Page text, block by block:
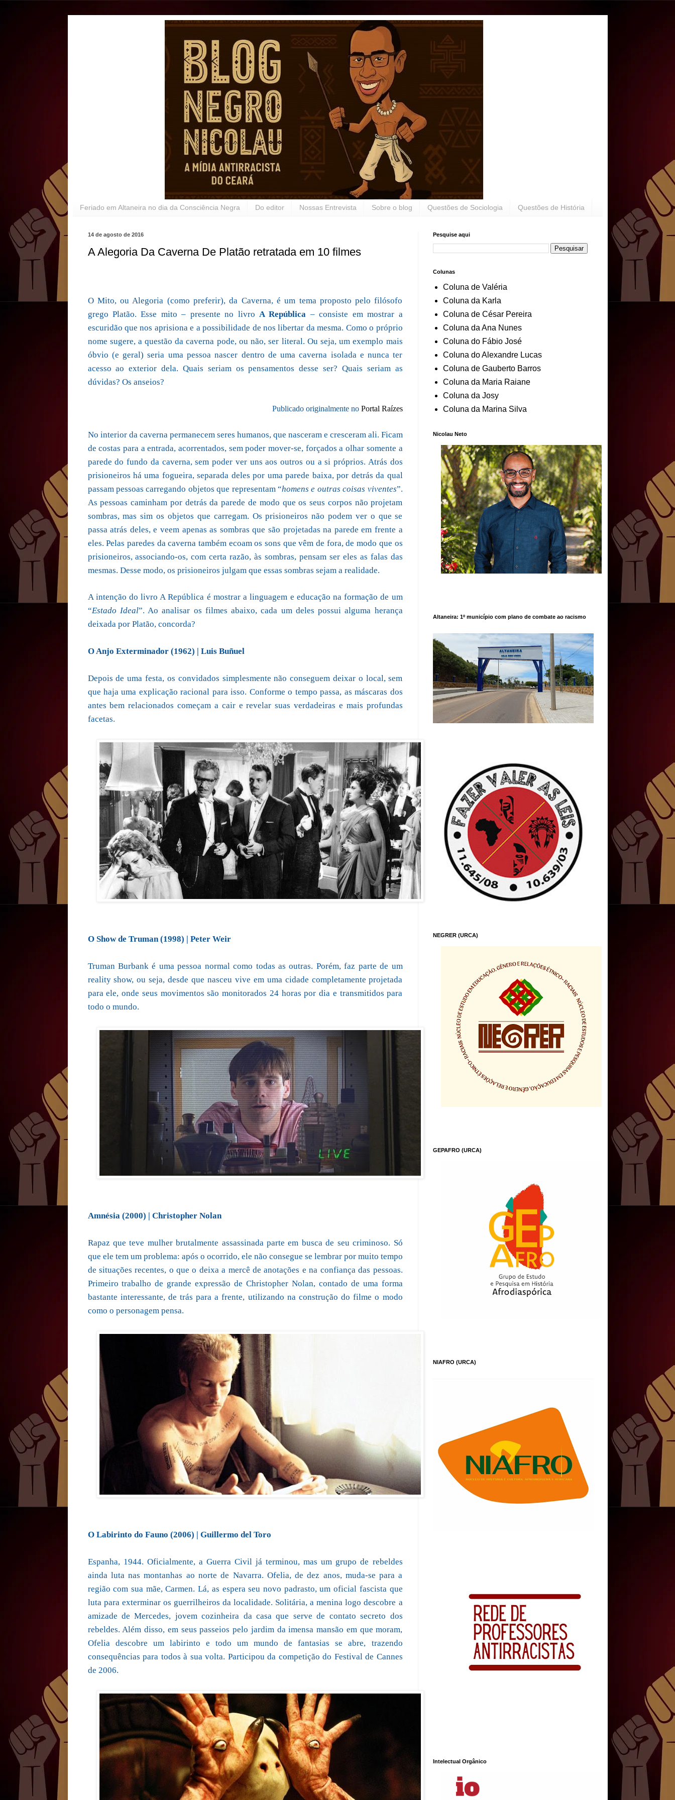
Feriado em Altaneira no dia da Consciência Negra Do editor Nossas Entrevista Sobre o blog Questões de Sociologia Questões de História
14 de agosto de 2016
A Alegoria Da Caverna De Platão retratada em 10 filmes
O Mito, ou Alegoria (como preferir), da Caverna, é um tema proposto pelo filósofo
grego Platão. Esse mito – presente no livro A República – consiste em mostrar a
escuridão que nos aprisiona e a possibilidade de nos libertar da mesma. Como o próprio
nome sugere, a questão da caverna pode, ou não, ser literal. Ou seja, um exemplo mais
óbvio (e geral) seria uma pessoa nascer dentro de uma caverna isolada e nunca ter
acesso ao exterior dela. Quais seriam os pensamentos desse ser? Quais seriam as
dúvidas? Os anseios?
Publicado originalmente no Portal Raízes
No interior da caverna permanecem seres humanos, que nasceram e cresceram ali. Ficam
de costas para a entrada, acorrentados, sem poder mover-se, forçados a olhar somente a
parede do fundo da caverna, sem poder ver uns aos outros ou a si próprios. Atrás dos
prisioneiros há uma fogueira, separada deles por uma parede baixa, por detrás da qual
passam pessoas carregando objetos que representam “homens e outras coisas viventes”.
As pessoas caminham por detrás da parede de modo que os seus corpos não projetam
sombras, mas sim os objetos que carregam. Os prisioneiros não podem ver o que se
passa atrás deles, e veem apenas as sombras que são projetadas na parede em frente a
eles. Pelas paredes da caverna também ecoam os sons que vêm de fora, de modo que os
prisioneiros, associando-os, com certa razão, às sombras, pensam ser eles as falas das
mesmas. Desse modo, os prisioneiros julgam que essas sombras sejam a realidade.
A intenção do livro A República é mostrar a linguagem e educação na formação de um
“Estado Ideal”. Ao analisar os filmes abaixo, cada um deles possui alguma herança
deixada por Platão, concorda?
O Anjo Exterminador (1962) | Luis Buñuel
Depois de uma festa, os convidados simplesmente não conseguem deixar o local, sem
que haja uma explicação racional para isso. Conforme o tempo passa, as máscaras dos
antes bem relacionados começam a cair e revelar suas verdadeiras e mais profundas
facetas.
O Show de Truman (1998) | Peter Weir
Truman Burbank é uma pessoa normal como todas as outras. Porém, faz parte de um
reality show, ou seja, desde que nasceu vive em uma cidade completamente projetada
para ele, onde seus movimentos são monitorados 24 horas por dia e transmitidos para
todo o mundo.
Amnésia (2000) | Christopher Nolan
Rapaz que teve mulher brutalmente assassinada parte em busca de seu criminoso. Só
que ele tem um problema: após o ocorrido, ele não consegue se lembrar por muito tempo
de situações recentes, o que o deixa a mercê de anotações e na confiança das pessoas.
Primeiro trabalho de grande expressão de Christopher Nolan, contado de uma forma
bastante interessante, de trás para a frente, utilizando na construção do filme o modo
como o personagem pensa.
O Labirinto do Fauno (2006) | Guillermo del Toro
Espanha, 1944. Oficialmente, a Guerra Civil já terminou, mas um grupo de rebeldes
ainda luta nas montanhas ao norte de Navarra. Ofelia, de dez anos, muda-se para a
região com sua mãe, Carmen. Lá, as espera seu novo padrasto, um oficial fascista que
luta para exterminar os guerrilheiros da localidade. Solitária, a menina logo descobre a
amizade de Mercedes, jovem cozinheira da casa que serve de contato secreto dos
rebeldes. Além disso, em seus passeios pelo jardim da imensa mansão em que moram,
Ofelia descobre um labirinto e todo um mundo de fantasias se abre, trazendo
consequências para todos à sua volta. Participou da competição do Festival de Cannes
de 2006.
Pesquise aqui
Colunas
Coluna de Valéria
Coluna da Karla
Coluna de César Pereira
Coluna da Ana Nunes
Coluna do Fábio José
Coluna do Alexandre Lucas
Coluna de Gauberto Barros
Coluna da Maria Raiane
Coluna da Josy
Coluna da Marina Silva
Nicolau Neto
Altaneira: 1º município com plano de combate ao racismo
NEGRER (URCA)
GEPAFRO (URCA)
NIAFRO (URCA)
Intelectual Orgânico